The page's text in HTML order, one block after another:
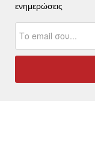
ενημερώσεις